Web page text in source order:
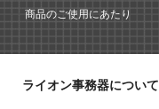
商品のご使用にあたり
ライオン事務器について